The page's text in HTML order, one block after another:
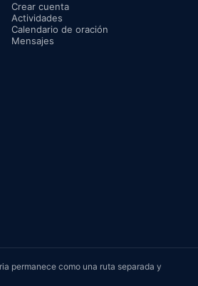
Crear cuenta
Actividades
Calendario de oración
Mensajes
permanece como una ruta separada y